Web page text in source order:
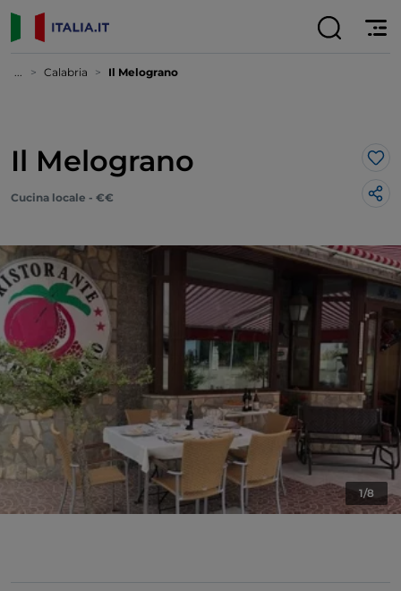
... Calabria Il Melograno
Il Melograno
Cucina locale - €€
1/8